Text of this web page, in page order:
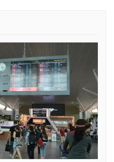
Infographic
Shorts video
VTV Thể thao
Bất động sản